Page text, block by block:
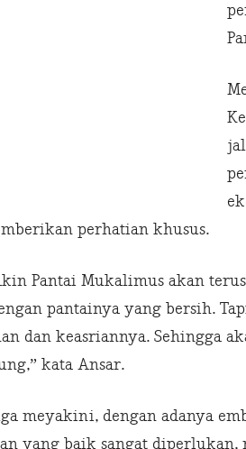
perhatian khusus.
Pantai Mukalimus akan
pantainya yang bersih.
dan keasriannya. Sehingga
kata Ansar.
meyakini, dengan adanya
yang baik sangat diperlukan,